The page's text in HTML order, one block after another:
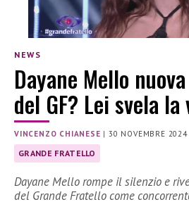
NEWS
Dayane Mello
del GF? Lei svela
VINCENZO CHIANESE |30 NOVEMBRE 2024
GRANDE FRATELLO
Dayane Mello rompe il silenzio e
del Grande Fratello come